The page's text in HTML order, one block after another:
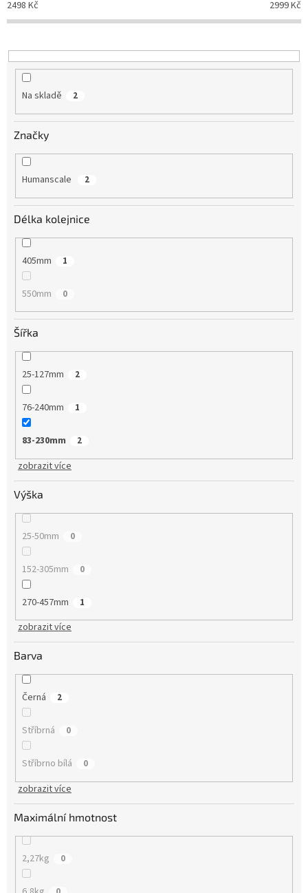
2498 Kč 2999Kč
Na skladě 2
Značky
Humanscale 2
Délka kolejnice
405mm 1
550mm 0
Šířka
25-127mm 2
76-240mm 1
83-230mm 2
zobrazit více
Výška
25-50mm 0
152-305mm 0
270-457mm 1
zobrazit více
Barva
Černá 2
Stříbrná 0
Stříbrno bílá 0
zobrazit více
Maximální hmotnost
2,27kg 0